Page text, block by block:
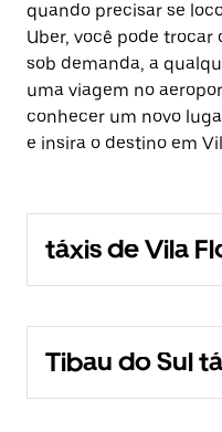
quando precisar se
Uber, você pode trocar
sob demanda, a
uma viagem no
conhecer um novo
e insira o destino em
táxis de Vila
Tibau do Sul